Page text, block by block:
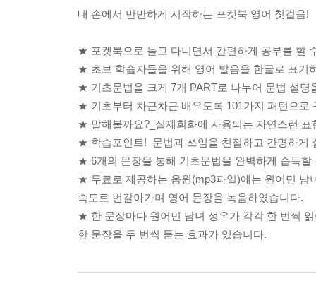
내 손에서 만만하게 시작하는 포켓북 영어 첫걸음!
★ 포켓북으로 들고 다니면서 간편하게 공부를 할
★ 초보 학습자들을 위해 영어 발음을 한글로 표기
★ 기초문법을 크게 7개 PART로 나누어 문법 설명
★ 기초부터 차근차근 배우도록 101가지 패턴으로
★ 말해볼까요?_실제회화에 사용되는 자연스런 표
★ 학습포인트!_문법과 쓰임을 친절하고 간명하게
★ 6개의 문장을 통해 기초문법을 완벽하게 습득할
★ 무료로 제공하는 음원(mp3파일)에는 원어민 남
속도로 번갈아가며 영어 문장을 녹음하였습니다.
★ 한 문장마다 원어민 남녀 성우가 각각 한 번씩
한 문장을 두 번씩 듣는 효과가 있습니다.